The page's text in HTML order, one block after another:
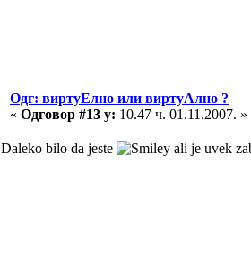
Одг: виртуЕлно или виртуАлно ?
« Одговор #13 у: 10.47 ч. 01.11.2007. »
Daleko bilo da jeste ali je uvek